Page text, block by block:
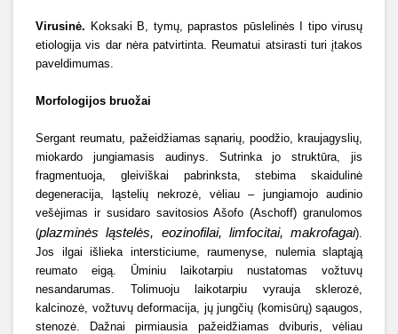
Virusinė. Koksaki B, tymų, paprastos pūslelinės I tipo virusų
etiologija vis dar nėra patvirtinta. Reumatui atsirasti turi įtakos
paveldimumas.
Morfologijos bruožai
Sergant reumatu, pažeidžiamas sąnarių, poodžio, kraujagyslių,
miokardo jungiamasis audinys. Sutrinka jo struktūra, jis
fragmentuoja, gleiviškai pabrinksta, stebima skaidulinė
degeneracija, ląstelių nekrozė, vėliau – jungiamojo audinio
vešėjimas ir susidaro savitosios Ašofo (Aschoff) granulomos
(plazminės ląstelės, eozinofilai, limfocitai, makrofagai).
Jos ilgai išlieka intersticiume, raumenyse, nulemia slaptąją
reumato eigą. Ūminiu laikotarpiu nustatomas vožtuvų
nesandarumas. Tolimuoju laikotarpiu vyrauja sklerozė,
kalcinozė, vožtuvų deformacija, jų jungčių (komisūrų) sąaugos,
stenozė. Dažnai pirmiausia pažeidžiamas dviburis, vėliau